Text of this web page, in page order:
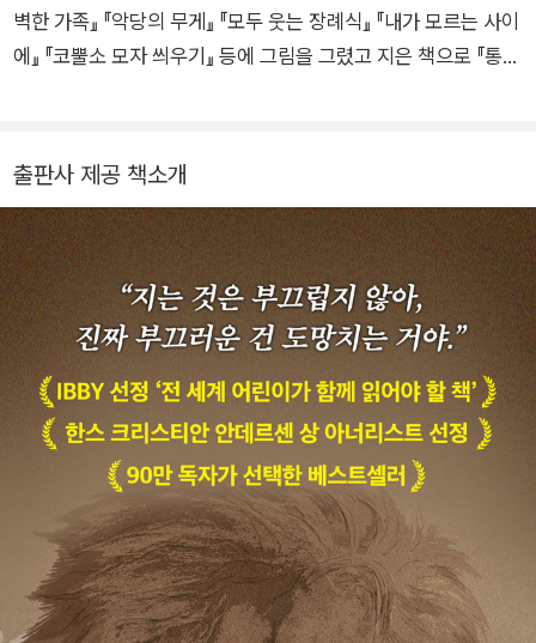
벽한 가족』 『악당의 무게』 『모두 웃는 장례식』 『내가 모르는 사이
에』 『코뿔소 모자 씌우기』 등에 그림을 그렸고 지은 책으로 『통
출판사 제공 책소개